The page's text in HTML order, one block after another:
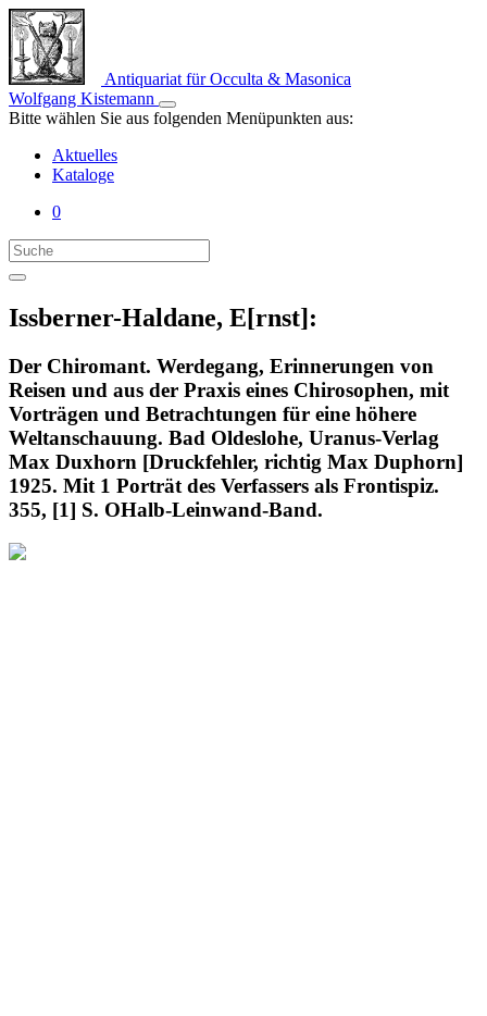
Antiquariat für Occulta & Masonica
Wolfgang Kistemann
Bitte wählen Sie aus folgenden Menüpunkten aus:
Aktuelles
Kataloge
0
Issberner-Haldane, E[rnst]:
Der Chiromant. Werdegang, Erinnerungen von
Reisen und aus der Praxis eines Chirosophen, mit
Vorträgen und Betrachtungen für eine höhere
Weltanschauung. Bad Oldeslohe, Uranus-Verlag
Max Duxhorn [Druckfehler, richtig Max Duphorn]
1925. Mit 1 Porträt des Verfassers als Frontispiz.
355, [1] S. OHalb-Leinwand-Band.